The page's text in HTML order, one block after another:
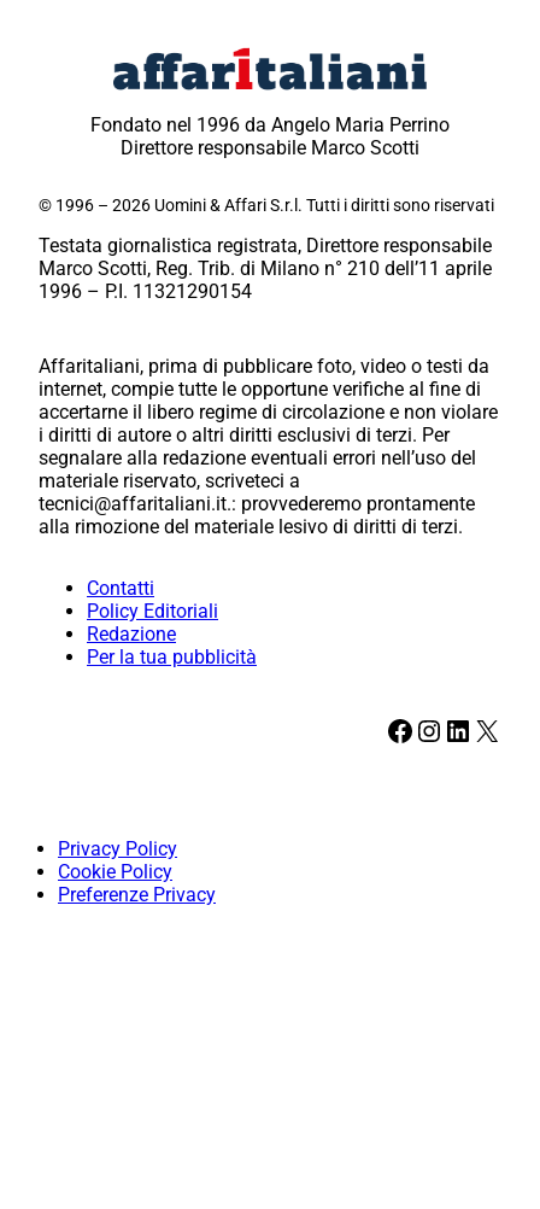
Fondato nel 1996 da Angelo Maria Perrino
Direttore responsabile Marco Scotti
© 1996 – 2026 Uomini & Affari S.r.l. Tutti i diritti sono riservati
Testata giornalistica registrata, Direttore responsabile
Marco Scotti, Reg. Trib. di Milano n° 210 dell’11 aprile
1996 – P.I. 11321290154
Affaritaliani, prima di pubblicare foto, video o testi da
internet, compie tutte le opportune verifiche al fine di
accertarne il libero regime di circolazione e non violare
i diritti di autore o altri diritti esclusivi di terzi. Per
segnalare alla redazione eventuali errori nell’uso del
materiale riservato, scriveteci a
tecnici@affaritaliani.it.: provvederemo prontamente
alla rimozione del materiale lesivo di diritti di terzi.
Contatti
Policy Editoriali
Redazione
Per la tua pubblicità
Facebook Instagram LinkedIn X
Privacy Policy
Cookie Policy
Preferenze Privacy